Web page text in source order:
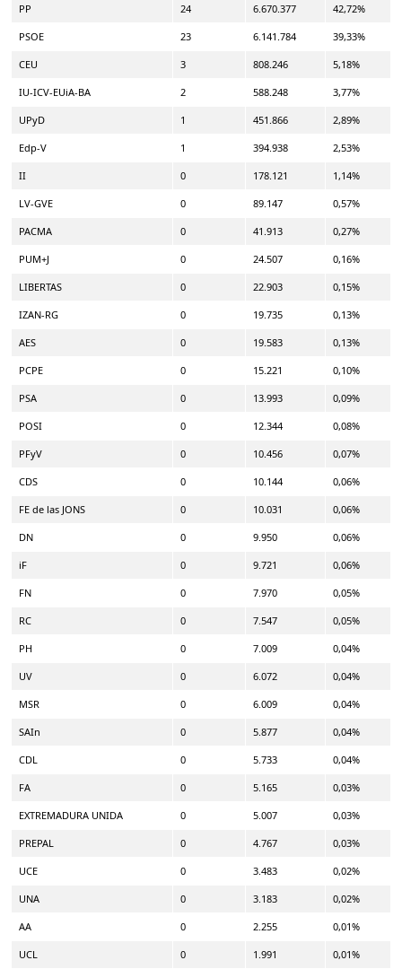
PP 24 6.670.377 42,72%
PSOE 23 6.141.784 39,33%
CEU 3 808.246 5,18%
IU-ICV-EUiA-BA 2 588.248 3,77%
UPyD 1 451.866 2,89%
Edp-V 1 394.938 2,53%
II 0 178.121 1,14%
LV-GVE 0 89.147 0,57%
PACMA 0 41.913 0,27%
PUM+J 0 24.507 0,16%
LIBERTAS 0 22.903 0,15%
IZAN-RG 0 19.735 0,13%
AES 0 19.583 0,13%
PCPE 0 15.221 0,10%
PSA 0 13.993 0,09%
POSI 0 12.344 0,08%
PFyV 0 10.456 0,07%
CDS 0 10.144 0,06%
FE de las JONS 0 10.031 0,06%
DN 0 9.950 0,06%
iF 0 9.721 0,06%
FN 0 7.970 0,05%
RC 0 7.547 0,05%
PH 0 7.009 0,04%
UV 0 6.072 0,04%
MSR 0 6.009 0,04%
SAIn 0 5.877 0,04%
CDL 0 5.733 0,04%
FA 0 5.165 0,03%
EXTREMADURA UNIDA 0 5.007 0,03%
PREPAL 0 4.767 0,03%
UCE 0 3.483 0,02%
UNA 0 3.183 0,02%
AA 0 2.255 0,01%
UCL 0 1.991 0,01%